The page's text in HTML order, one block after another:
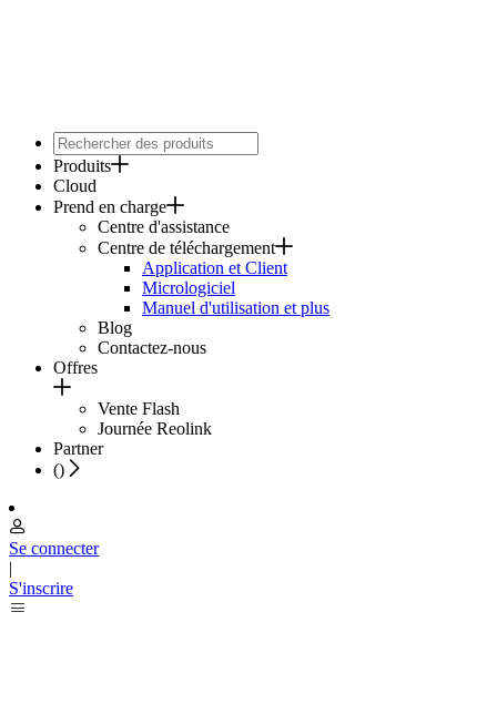
Produits
Cloud
Prend en charge
Centre d'assistance
Centre de téléchargement
Application et Client
Micrologiciel
Manuel d'utilisation et plus
Blog
Contactez-nous
Offres
Vente Flash
Journée Reolink
Partner
()
Se connecter
|
S'inscrire